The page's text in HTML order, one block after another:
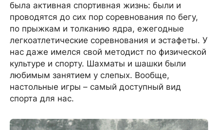
была активная спортивная жизнь: были и
проводятся до сих пор соревнования по бегу,
по прыжкам и толканию ядра, ежегодные
легкоатлетические соревнования и эстафеты. У
нас даже имелся свой методист по физической
культуре и спорту. Шахматы и шашки были
любимым занятием у слепых. Вообще,
настольные игры – самый доступный вид
спорта для нас.